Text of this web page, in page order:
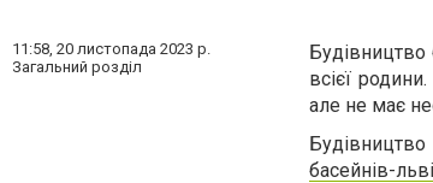
11:58, 20 листопада 2023 р.
Загальний розділ
Будівництво
всієї
але не має
басейнів-